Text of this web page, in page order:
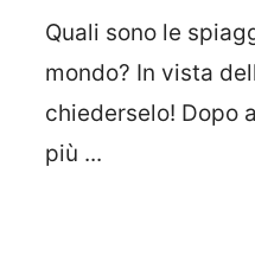
Quali sono le
mondo? In vista
chiederselo! Dopo
più ...